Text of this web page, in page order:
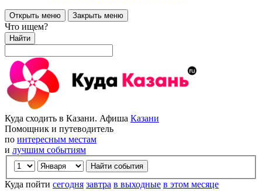
Открыть меню Закрыть меню
Что ищем?
Найти
Куда сходить в Казани. Афиша Казани
Помощник и путеводитель
по интересным местам
и лучшим событиям
Куда пойти сегодня завтра в выходные в этом месяце